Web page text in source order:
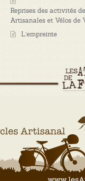
Reprises des activités
Artisanales et Vélos de
L’empreinte